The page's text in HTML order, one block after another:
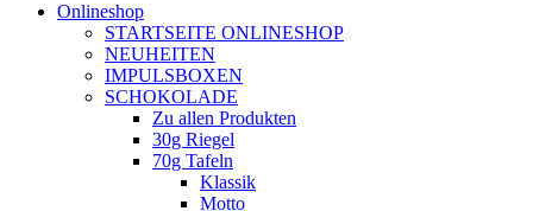
Onlineshop
STARTSEITE ONLINESHOP
NEUHEITEN
IMPULSBOXEN
SCHOKOLADE
Zu allen Produkten
30g Riegel
70g Tafeln
Klassik
Motto